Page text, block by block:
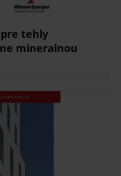
tehly
mineralnou